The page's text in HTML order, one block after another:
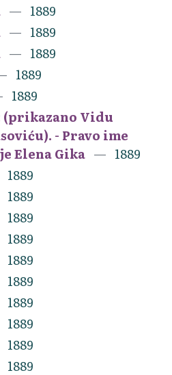
1889
1889
1889
1889
1889
Vidu
- Pravo ime
Elena Gika
1889
1889
1889
1889
1889
1889
1889
1889
1889
1889
1889